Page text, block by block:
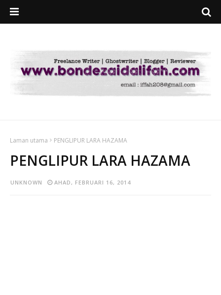
Laman utama PENGLIPUR LARA HAZAMA
PENGLIPUR LARA HAZAMA
UNKNOWN AHAD, FEBRUARI 16, 2014